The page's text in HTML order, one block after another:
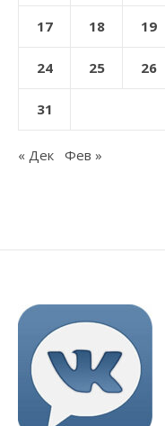
17 18 19
24 25 26
31
« Дек Фев »